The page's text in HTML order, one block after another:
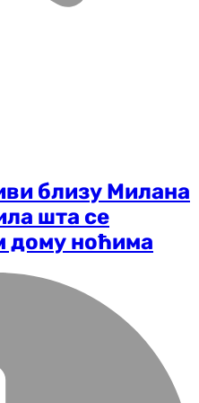
близу Милана
шта се
дому ноћима